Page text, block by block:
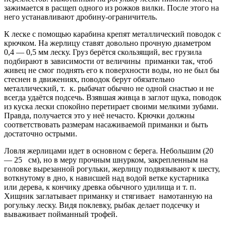
зажимается в расщеп одного из рожков вилки. После этого на
него устанавливают дробину-ограничитель.
К леске с помощью карабина крепят металлический поводок с
крючком. На жерлицу ставят довольно прочную диаметром
0,4 — 0,5 мм леску. Груз берётся скользящий, вес грузила
подбирают в зависимости от величины приманки так, чтоб
живец не смог поднять его к поверхности воды, но не был бы
стеснен в движениях, поводок берут обязательно
металлический, т. к. рыбачат обычно не одной снастью и не
всегда удаётся подсечь. Взявшая живца в заглот щука, поводок
из куска лески спокойно перетирает своими мелкими зубами.
Правда, получается это у неё нечасто. Крючки должны
соответствовать размерам насаживаемой приманки и быть
достаточно острыми.
Ловля жерлицами идет в основном с берега. Небольшим (20
— 25 см), но в меру прочным шнурком, закрепленным на
головке вырезанной рогульки, жерлицу подвязывают к шесту,
воткнутому в дно, к нависшей над водой ветке кустарника
или дерева, к кончику древка обычного удилища и т. п.
Хищник заглатывает приманку и стягивает намотанную на
рогульку леску. Видя поклевку, рыбак делает подсечку и
вываживает пойманный трофей.